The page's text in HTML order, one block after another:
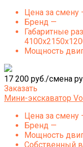
Цена за смену
Бренд —
Габаритные
Мощность
17 200 руб./смена
Заказать
Мини-экскаватор
Цена за смену
Бренд —
Мощность
Собственный